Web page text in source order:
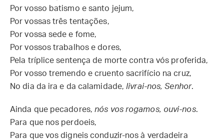
Por vosso batismo e santo jejum,
Por vossas três tentações,
Por vossa sede e fome,
Por vossos trabalhos e dores,
Pela tríplice sentença de morte contra vós proferida,
Por vosso tremendo e cruento sacrifício na cruz,
No dia da ira e da calamidade,livrai-nos, Senhor.
Ainda que pecadores,nós vos rogamos, ouvi-nos.
Para que nos perdoeis,
Para que vos digneis conduzir-nos à verdadeira